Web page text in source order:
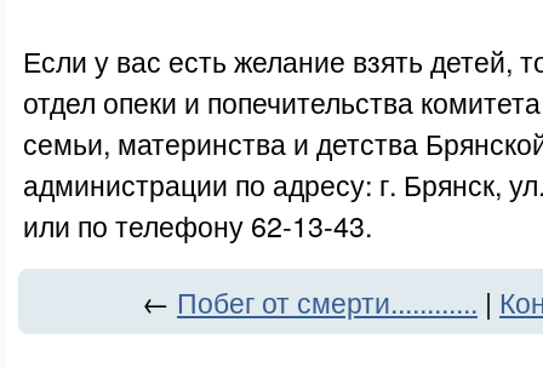
Если у вас есть желание взять детей,
отдел опеки и попечительства
семьи, материнства и детства
администрации по адресу: г. Брянск,
или по телефону 62-13-43.
← Побег от смерти............ |